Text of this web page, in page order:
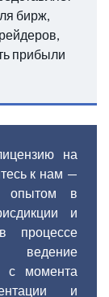
бирж,
прибыли
на
к нам —
опытом в
и
процессе
ведение
с момента
и